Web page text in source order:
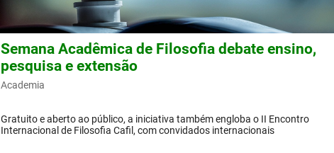
Semana Acadêmica de Filosofia debate ensino,
pesquisa e extensão
Academia
Gratuito e aberto ao público, a iniciativa também engloba o II Encontro
Internacional de Filosofia Cafil, com convidados internacionais